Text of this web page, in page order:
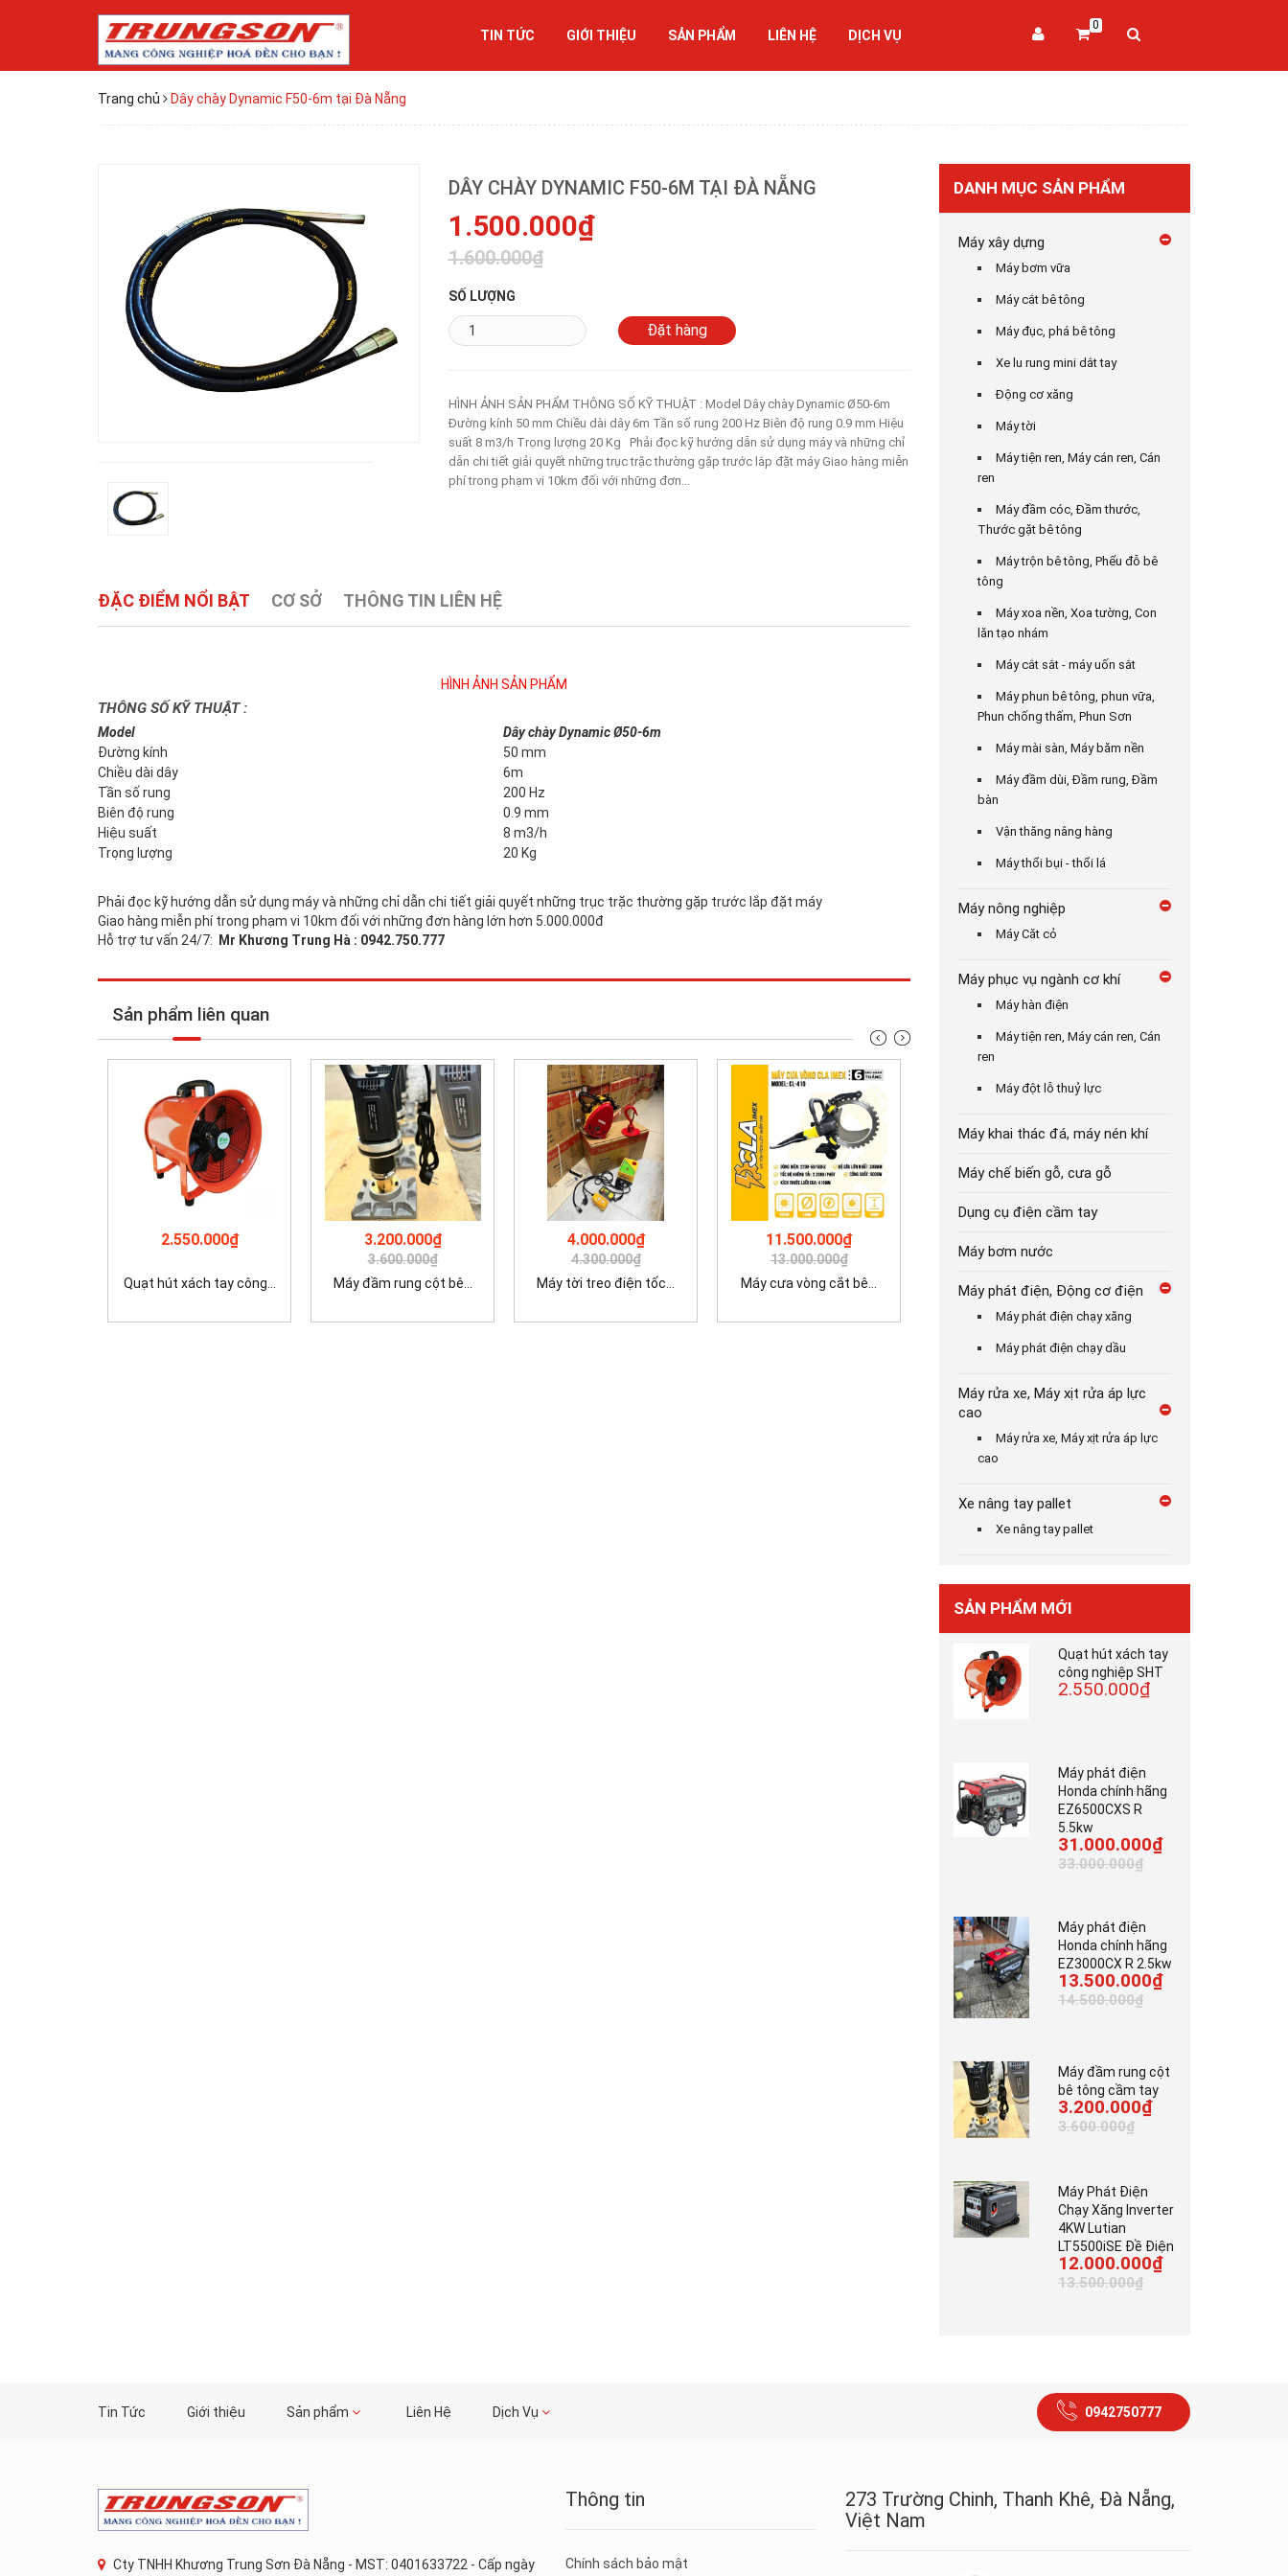
TIN TỨC GIỚI THIỆU SẢN PHẨM LIÊN HỆ DỊCH VỤ
0
Trang chủ Dây chày Dynamic F50-6m tại Đà Nẵng
DÂY CHÀY DYNAMIC F50-6M TẠI ĐÀ NẴNG
1.500.000₫
1.600.000₫
SỐ LƯỢNG
HÌNH ẢNH SẢN PHẨM THÔNG SỐ KỸ THUẬT : Model Dây chày Dynamic Ø50-6m
Đường kính 50 mm Chiều dài dây 6m Tần số rung 200 Hz Biên độ rung 0.9 mm Hiệu
suất 8 m3/h Trọng lượng 20 Kg Phải đọc kỹ hướng dẫn sử dụng máy và những chỉ
dẫn chi tiết giải quyết những trục trặc thường gặp trước lắp đặt máy Giao hàng miễn
phí trong phạm vi 10km đối với những đơn...
ĐẶC ĐIỂM NỔI BẬT CƠ SỞ THÔNG TIN LIÊN HỆ
HÌNH ẢNH SẢN PHẨM
THÔNG SỐ KỸ THUẬT :
Model
Dây chày Dynamic Ø50-6m
Đường kính
50 mm
Chiều dài dây
6m
Tần số rung
200 Hz
Biên độ rung
0.9 mm
Hiệu suất
8 m3/h
Trọng lượng
20 Kg
Phải đọc kỹ hướng dẫn sử dụng máy và những chỉ dẫn chi tiết giải quyết những trục trặc thường gặp trước lắp đặt máy
Giao hàng miễn phí trong phạm vi 10km đối với những đơn hàng lớn hơn 5.000.000đ
Hỗ trợ tư vấn 24/7:
Mr Khương Trung Hà : 0942.750.777
Sản phẩm liên quan
2.550.000₫
Quạt hút xách tay công...
3.200.000₫
3.600.000₫
Máy đầm rung cột bê...
4.000.000₫
4.300.000₫
Máy tời treo điện tốc...
11.500.000₫
13.000.000₫
Máy cưa vòng cắt bê...
Máy tời kéo gỗ động...
Máy cắt bê tông cầm...
DANH MỤC SẢN PHẨM
Máy xây dựng
Máy bơm vữa
Máy cắt bê tông
Máy đục, phá bê tông
Xe lu rung mini dắt tay
Động cơ xăng
Máy tời
Máy tiện ren, Máy cán ren, Cán
ren
Máy đầm cóc, Đầm thước,
Thước gặt bê tông
Máy trộn bê tông, Phểu đỗ bê
tông
Máy xoa nền, Xoa tường, Con
lăn tạo nhám
Máy cắt sắt - máy uốn sắt
Máy phun bê tông, phun vữa,
Phun chống thấm, Phun Sơn
Máy mài sàn, Máy băm nền
Máy đầm dùi, Đầm rung, Đầm
bàn
Vận thăng nâng hàng
Máy thổi bụi - thổi lá
Máy nông nghiệp
Máy Căt cỏ
Máy phục vụ ngành cơ khí
Máy hàn điện
Máy tiện ren, Máy cán ren, Cán
ren
Máy đột lỗ thuỷ lực
Máy khai thác đá, máy nén khí
Máy chế biến gỗ, cưa gỗ
Dụng cụ điện cầm tay
Máy bơm nước
Máy phát điện, Động cơ điện
Máy phát điện chạy xăng
Máy phát điện chạy dầu
Máy rửa xe, Máy xịt rửa áp lực
cao
Máy rửa xe, Máy xịt rửa áp lực
cao
Xe nâng tay pallet
Xe nâng tay pallet
SẢN PHẨM MỚI
Quạt hút xách tay
công nghiệp SHT
2.550.000₫
Máy phát điện
Honda chính hãng
EZ6500CXS R
5.5kw
31.000.000₫
33.000.000₫
Máy phát điện
Honda chính hãng
EZ3000CX R 2.5kw
13.500.000₫
14.500.000₫
Máy đầm rung cột
bê tông cầm tay
3.200.000₫
3.600.000₫
Máy Phát Điện
Chạy Xăng Inverter
4KW Lutian
LT5500iSE Đề Điện
12.000.000₫
13.500.000₫
Tin Tức Giới thiệu Sản phẩm Liên Hệ Dịch Vụ 0942750777
Cty TNHH Khương Trung Sơn Đà Nẵng - MST: 0401633722 - Cấp ngày
Thông tin
Chính sách bảo mật
273 Trường Chinh, Thanh Khê, Đà Nẵng,
Việt Nam